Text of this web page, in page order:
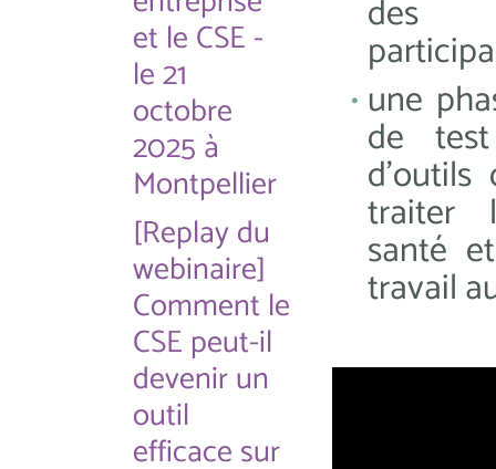
et le CSE -
le 21
octobre
2025 à
Montpellier
[Replay du
webinaire]
Comment le
CSE peut-il
devenir un
outil
efficace sur
des
une
de
d'outils
traiter
santé
travail